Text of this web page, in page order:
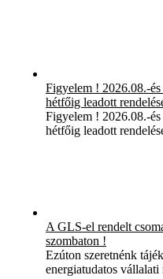
Figyelem ! 2026.08.-
hétfőig leadott
Figyelem ! 2026.08.-
hétfőig leadott
A GLS-el rendelt
szombaton !
Ezúton szeretnénk
energiatudatos